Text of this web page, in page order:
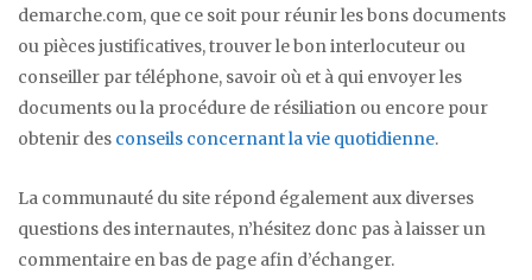
demarche.com, que ce soit pour réunir les bons documents
ou pièces justificatives, trouver le bon interlocuteur ou
conseiller par téléphone, savoir où et à qui envoyer les
documents ou la procédure de résiliation ou encore pour
obtenir des conseils concernant la vie quotidienne.
La communauté du site répond également aux diverses
questions des internautes, n’hésitez donc pas à laisser un
commentaire en bas de page afin d’échanger.